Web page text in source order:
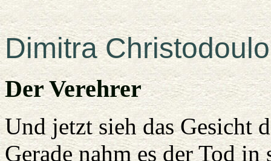
Dimitra
Der Verehrer
Und jetzt sieh das Gesicht
Gerade nahm es der Tod in